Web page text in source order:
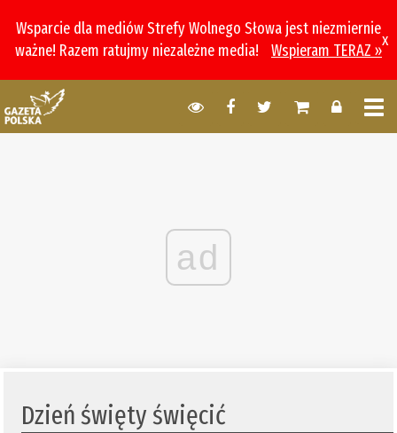
Wsparcie dla mediów Strefy Wolnego Słowa jest niezmiernie
ważne! Razem ratujmy niezależne media!
Wspieram TERAZ »
x
ad
Dzień święty święcić